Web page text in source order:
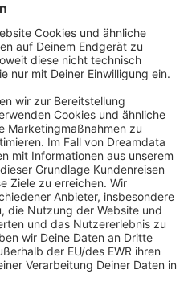
Erfahrung mit aktiviertem
Newsletter